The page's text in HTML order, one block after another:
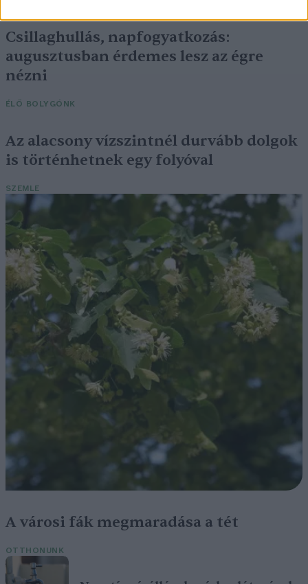
Csillaghullás, napfogyatkozás:
augusztusban érdemes lesz az égre
nézni
ÉLŐ BOLYGÓNK
Az alacsony vízszintnél durvább dolgok
is történhetnek egy folyóval
SZEMLE
A városi fák megmaradása a tét
OTTHONUNK